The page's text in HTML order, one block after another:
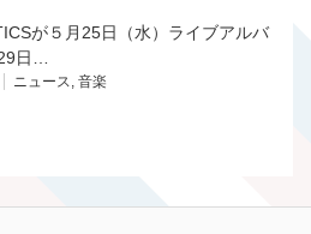
が５月25日（水）ライブアルバ
日…
ニュース, 音楽